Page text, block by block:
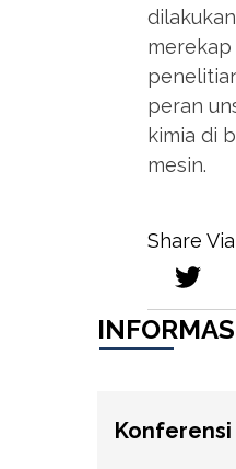
merekap
peran
kimia di
mesin.
Share Via
Konferensi